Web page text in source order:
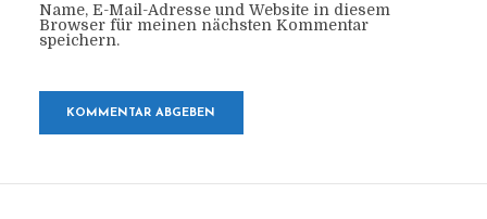
Name, E-Mail-Adresse und Website in diesem
Browser für meinen nächsten Kommentar
speichern.